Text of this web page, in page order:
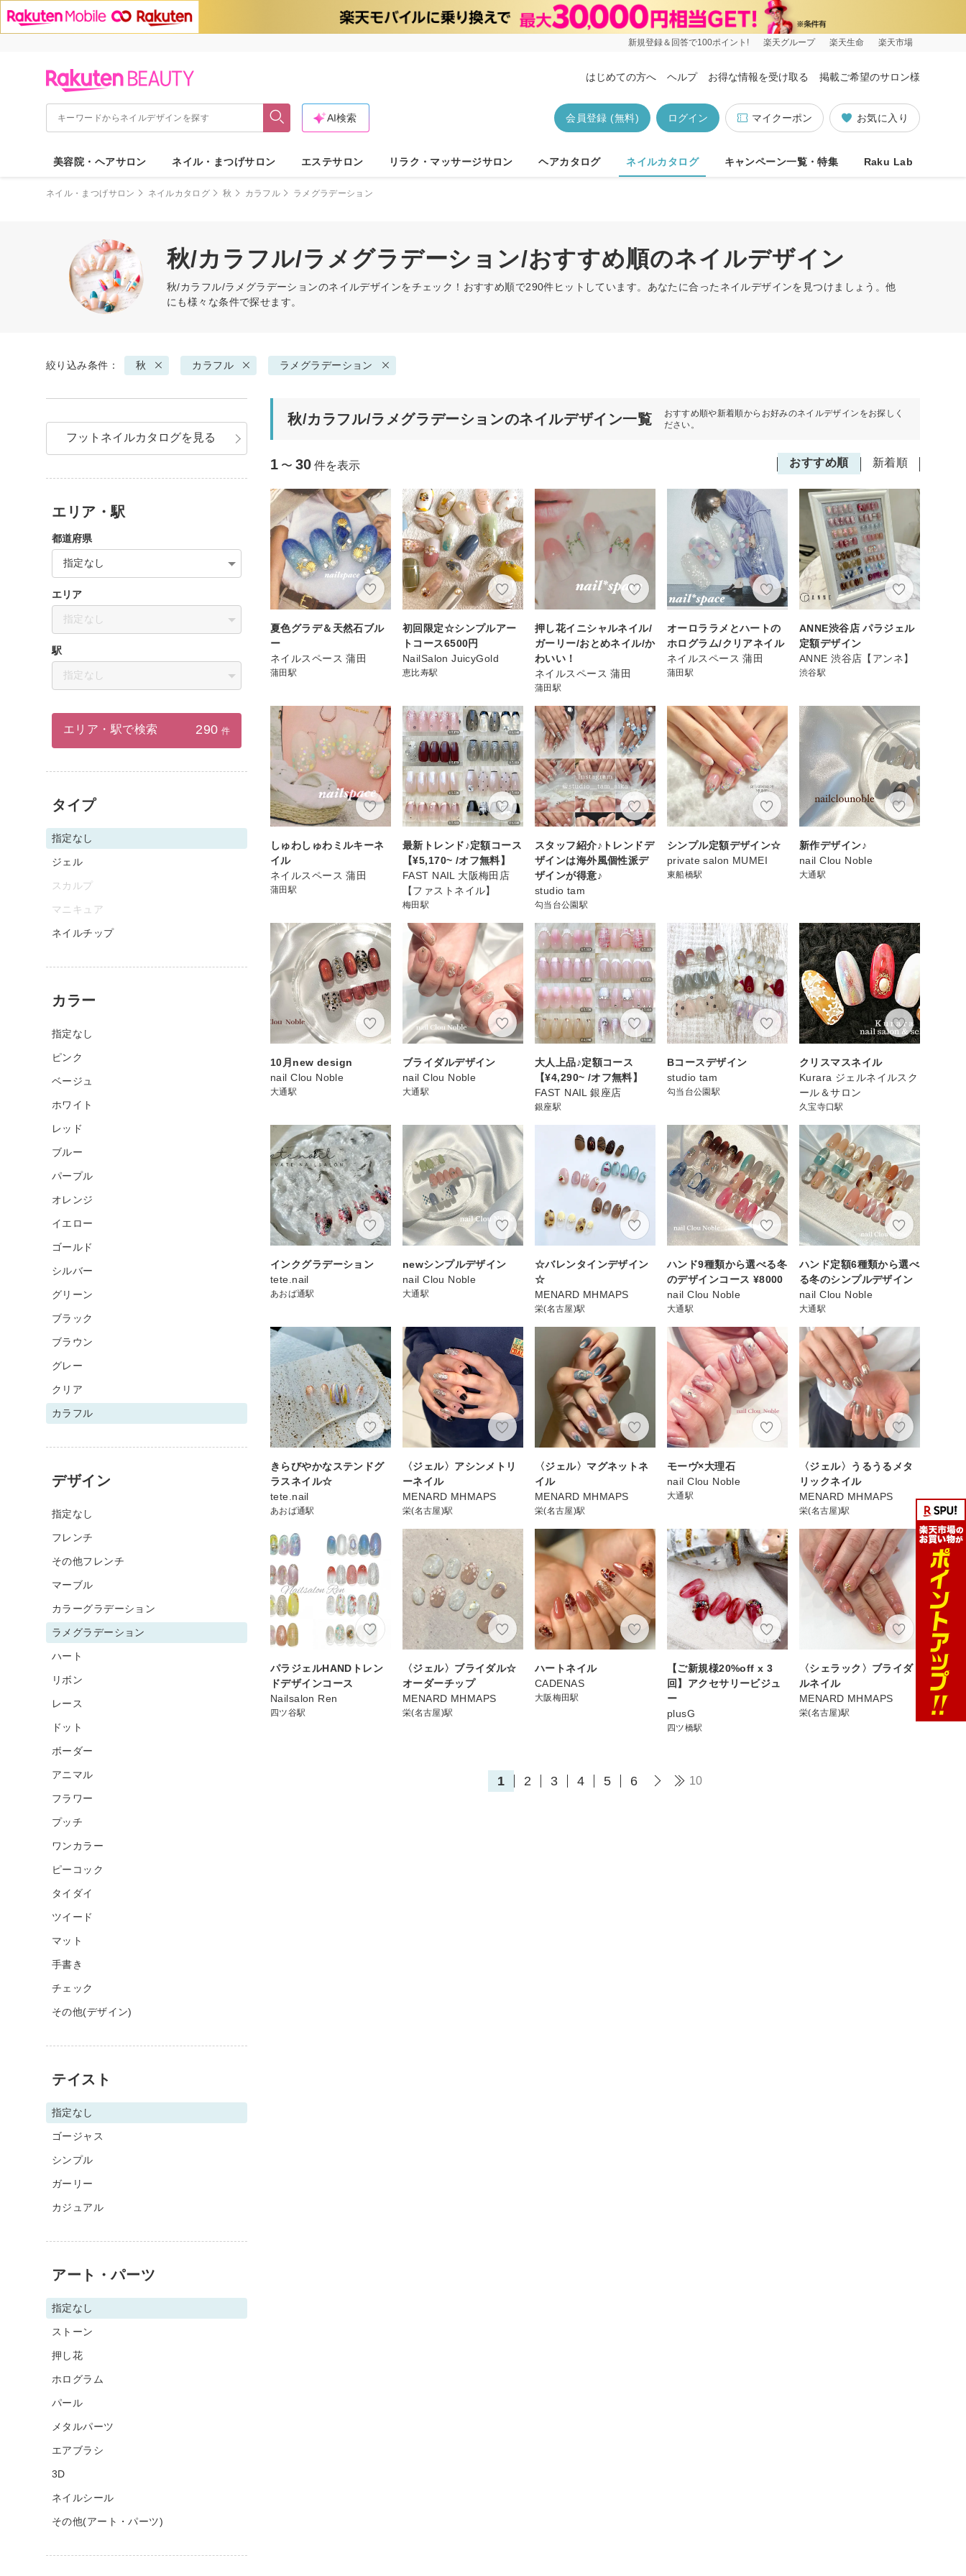
新規登録＆回答で100ポイント! 楽天グループ 楽天生命 楽天市場
はじめての方へ ヘルプ お得な情報を受け取る 掲載ご希望のサロン様
お気に入り
マイクーポン
ログイン
会員登録 (無料)
AI検索
美容院・ヘアサロン ネイル・まつげサロン エステサロン リラク・マッサージサロン ヘアカタログ ネイルカタログ キャンペーン一覧・特集 Raku Lab
ネイル・まつげサロン ネイルカタログ 秋 カラフル ラメグラデーション
秋/カラフル/ラメグラデーション/おすすめ順のネイルデザイン
秋/カラフル/ラメグラデーションのネイルデザインをチェック！おすすめ順で290件ヒットしています。あなたに合ったネイルデザインを見つけましょう。他
にも様々な条件で探せます。
絞り込み条件： 秋 カラフル ラメグラデーション
秋/カラフル/ラメグラデーションのネイルデザイン一覧
おすすめ順や新着順からお好みのネイルデザインをお探しく
ださい。
おすすめ順 新着順
1 〜 30 件を表示
夏色グラデ＆天然石ブル
ー
ネイルスペース 蒲田
蒲田駅
初回限定☆シンプルアー
トコース6500円
NailSalon JuicyGold
恵比寿駅
押し花イニシャルネイル/
ガーリー/おとめネイル/か
わいい！
ネイルスペース 蒲田
蒲田駅
オーロララメとハートの
ホログラム/クリアネイル
ネイルスペース 蒲田
蒲田駅
ANNE渋谷店 パラジェル
定額デザイン
ANNE 渋谷店【アンネ】
渋谷駅
しゅわしゅわミルキーネ
イル
ネイルスペース 蒲田
蒲田駅
最新トレンド♪定額コース
【¥5,170~ /オフ無料】
FAST NAIL 大阪梅田店
【ファストネイル】
梅田駅
スタッフ紹介♪トレンドデ
ザインは海外風個性派デ
ザインが得意♪
studio tam
勾当台公園駅
シンプル定額デザイン☆
private salon MUMEI
東船橋駅
新作デザイン♪
nail Clou Noble
大通駅
10月new design
nail Clou Noble
大通駅
ブライダルデザイン
nail Clou Noble
大通駅
大人上品♪定額コース
【¥4,290~ /オフ無料】
FAST NAIL 銀座店
銀座駅
Bコースデザイン
studio tam
勾当台公園駅
クリスマスネイル
Kurara ジェルネイルスク
ール＆サロン
久宝寺口駅
インクグラデーション
tete.nail
あおば通駅
newシンプルデザイン
nail Clou Noble
大通駅
☆バレンタインデザイン
☆
MENARD MHMAPS
栄(名古屋)駅
ハンド9種類から選べる冬
のデザインコース ¥8000
nail Clou Noble
大通駅
ハンド定額6種類から選べ
る冬のシンプルデザイン
nail Clou Noble
大通駅
きらびやかなステンドグ
ラスネイル☆
tete.nail
あおば通駅
〈ジェル〉アシンメトリ
ーネイル
MENARD MHMAPS
栄(名古屋)駅
〈ジェル〉マグネットネ
イル
MENARD MHMAPS
栄(名古屋)駅
モーヴ×大理石
nail Clou Noble
大通駅
〈ジェル〉うるうるメタ
リックネイル
MENARD MHMAPS
栄(名古屋)駅
パラジェルHANDトレン
ドデザインコース
Nailsalon Ren
四ツ谷駅
〈ジェル〉ブライダル☆
オーダーチップ
MENARD MHMAPS
栄(名古屋)駅
ハートネイル
CADENAS
大阪梅田駅
【ご新規様20%off x 3
回】アクセサリービジュ
ー
plusG
四ツ橋駅
〈シェラック〉ブライダ
ルネイル
MENARD MHMAPS
栄(名古屋)駅
1 2 3 4 5 6 10
フットネイルカタログを見る
エリア・駅
都道府県
指定なし
エリア
指定なし
駅
指定なし
エリア・駅で検索 290 件
タイプ
指定なし
ジェル
スカルプ
マニキュア
ネイルチップ
カラー
指定なし
ピンク
ベージュ
ホワイト
レッド
ブルー
パープル
オレンジ
イエロー
ゴールド
シルバー
グリーン
ブラック
ブラウン
グレー
クリア
カラフル
デザイン
指定なし
フレンチ
その他フレンチ
マーブル
カラーグラデーション
ラメグラデーション
ハート
リボン
レース
ドット
ボーダー
アニマル
フラワー
プッチ
ワンカラー
ピーコック
タイダイ
ツイード
マット
手書き
チェック
その他(デザイン)
テイスト
指定なし
ゴージャス
シンプル
ガーリー
カジュアル
アート・パーツ
指定なし
ストーン
押し花
ホログラム
パール
メタルパーツ
エアブラシ
3D
ネイルシール
その他(アート・パーツ)